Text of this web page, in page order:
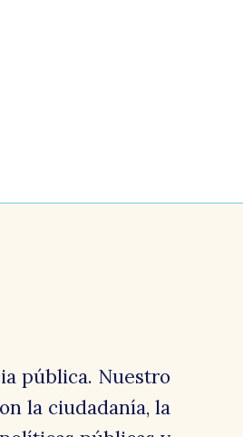
pública. Nuestro
la ciudadanía, la